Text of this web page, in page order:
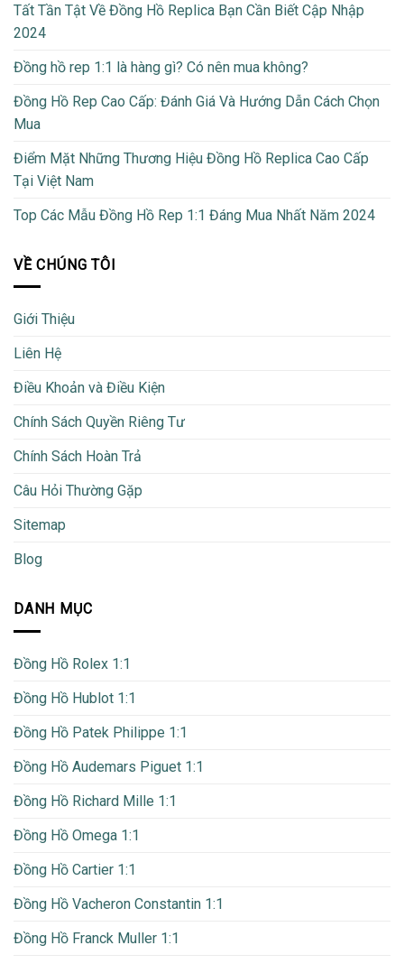
Tất Tần Tật Về Đồng Hồ Replica Bạn Cần Biết Cập Nhập
2024
Đồng hồ rep 1:1 là hàng gì? Có nên mua không?
Đồng Hồ Rep Cao Cấp: Đánh Giá Và Hướng Dẫn Cách Chọn
Mua
Điểm Mặt Những Thương Hiệu Đồng Hồ Replica Cao Cấp
Tại Việt Nam
Top Các Mẫu Đồng Hồ Rep 1:1 Đáng Mua Nhất Năm 2024
VỀ CHÚNG TÔI
Giới Thiệu
Liên Hệ
Điều Khoản và Điều Kiện
Chính Sách Quyền Riêng Tư
Chính Sách Hoàn Trả
Câu Hỏi Thường Gặp
Sitemap
Blog
DANH MỤC
Đồng Hồ Rolex 1:1
Đồng Hồ Hublot 1:1
Đồng Hồ Patek Philippe 1:1
Đồng Hồ Audemars Piguet 1:1
Đồng Hồ Richard Mille 1:1
Đồng Hồ Omega 1:1
Đồng Hồ Cartier 1:1
Đồng Hồ Vacheron Constantin 1:1
Đồng Hồ Franck Muller 1:1